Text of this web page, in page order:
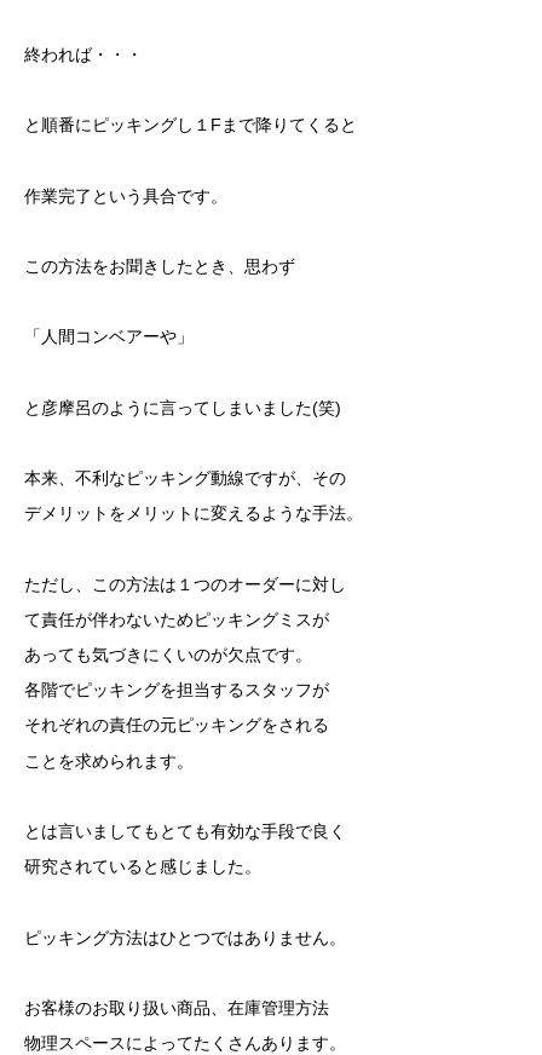
終われば・・・
と順番にピッキングし１Fまで降りてくると
作業完了という具合です。
この方法をお聞きしたとき、思わず
「人間コンベアーや」
と彦摩呂のように言ってしまいました(笑)
本来、不利なピッキング動線ですが、その
デメリットをメリットに変えるような手法。
ただし、この方法は１つのオーダーに対し
て責任が伴わないためピッキングミスが
あっても気づきにくいのが欠点です。
各階でピッキングを担当するスタッフが
それぞれの責任の元ピッキングをされる
ことを求められます。
とは言いましてもとても有効な手段で良く
研究されていると感じました。
ピッキング方法はひとつではありません。
お客様のお取り扱い商品、在庫管理方法
物理スペースによってたくさんあります。